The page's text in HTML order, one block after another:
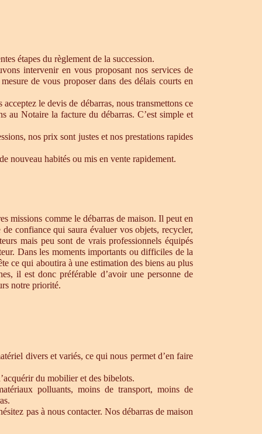
étapes du règlement de la succession.
intervenir en vous proposant nos services de
de vous proposer dans des délais courts en
le devis de débarras, nous transmettons ce
au Notaire la facture du débarras. C’est simple et
nos prix sont justes et nos prestations rapides
nouveau habités ou mis en vente rapidement.
missions comme le débarras de maison. Il peut en
confiance qui saura évaluer vos objets, recycler,
mais peu sont de vrais professionnels équipés
Dans les moments importants ou difficiles de la
ce qui aboutira à une estimation des biens au plus
il est donc préférable d’avoir une personne de
notre priorité.
divers et variés, ce qui nous permet d’en faire
du mobilier et des bibelots.
polluants, moins de transport, moins de
pas à nous contacter. Nos débarras de maison